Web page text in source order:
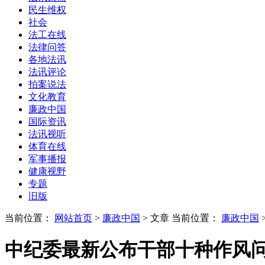
民生维权
社会
法工在线
法律问答
各地法讯
法讯评论
拍案说法
文化教育
廉政中国
国际资讯
法讯视听
体育在线
军事播报
健康视野
专题
旧版
当前位置： 网站首页 > 廉政中国 > 文章 当前位置： 廉政中国
中纪委最新公布干部十种作风